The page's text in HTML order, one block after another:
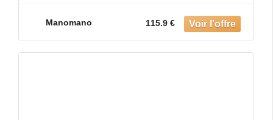
Manomano 115.9 €